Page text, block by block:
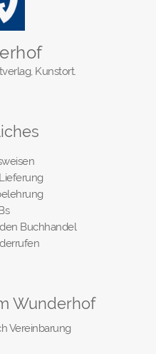
Kunstort.
Buchhandel
Wunderhof
Vereinbarung